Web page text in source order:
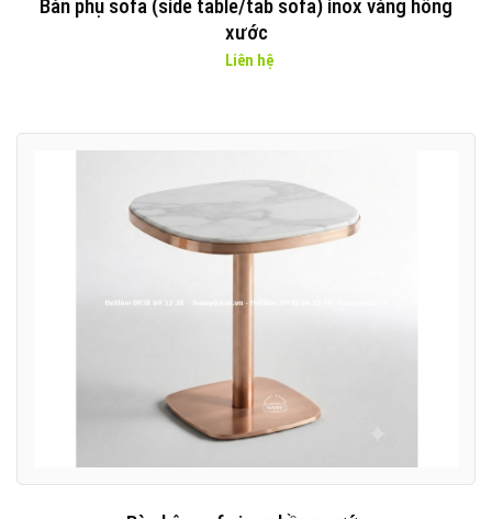
Bàn phụ sofa (side table/tab sofa) inox vàng hồng
xước
Liên hệ